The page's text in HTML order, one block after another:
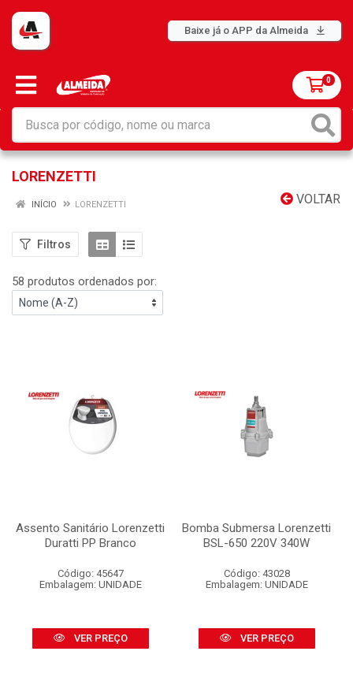
Baixe já o APP da Almeida
0
LORENZETTI
VOLTAR
INÍCIO LORENZETTI
Filtros
58 produtos ordenados por:
Assento Sanitário Lorenzetti
Duratti PP Branco
Código: 45647
Embalagem: UNIDADE
VER PREÇO
Bomba Submersa Lorenzetti
BSL-650 220V 340W
Código: 43028
Embalagem: UNIDADE
VER PREÇO